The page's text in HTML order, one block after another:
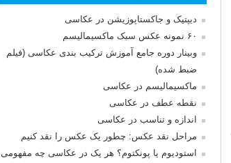
دیپتیک و جاکستا‌پوزیشن در عکاسی
۶۰ نمونه عکس سبک ماکسیمالیسم
وبینار دوره جامع آموزش ترکیب بندی عکاسی (فیلم
ضبط شده)
ماکسیمالیسم در عکاسی
نقطه عطف در عکاسی
اندازه و تناسب در عکاسی
مراحل نقد عکس: چطور یک عکس را نقد کنیم
استودیوم یا پونکتوم؟ هر یک در عکاسی چه مفهومی